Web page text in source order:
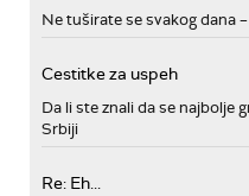
Ne tuširate se svakog dana
Cestitke za uspeh
Da li ste znali da se najbolje
Srbiji
Re: Eh...